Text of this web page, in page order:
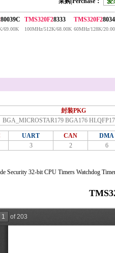
80039C
69.00K
TMS320F28333
100MHz/512K/68.00K
TMS320F28034
60MHz/128K/
封装PKG
BGA_MICROSTAR179 BGA176
UART CAN
DMA
3 2 6
Security 32-bit CPU Timers Watchdog